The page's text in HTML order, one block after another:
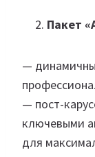
Пакет
—
— пост-
ключевыми
для